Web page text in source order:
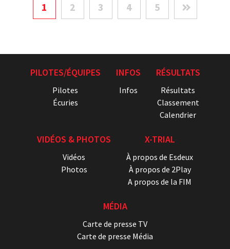
1 2 3 4 5
PILOTES/ÉQUIPES
Pilotes
Écuries
INFOS
Infos
RÉSULTATS
Résultats
Classement
Calendrier
VIDÉOS & PHOTOS
Vidéos
Photos
X-TRIAL
À propos de Esdeux
À propos de 2Play
A propos de la FIM
MÉDIA
Carte de presse TV
Carte de presse Média